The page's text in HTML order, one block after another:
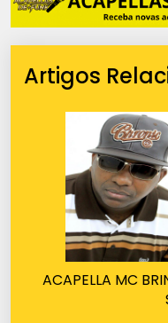
Artigos
ACAPELLA MC